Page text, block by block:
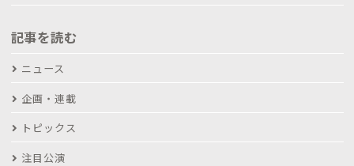
記事を読む
ニュース
企画・連載
トピックス
注目公演